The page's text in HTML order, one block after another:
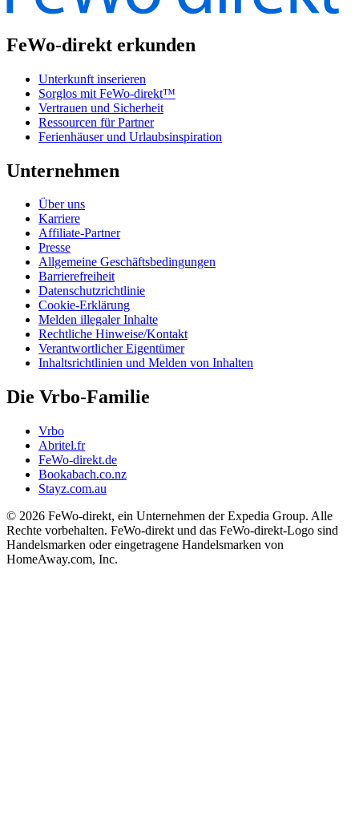
FeWo-direkt erkunden
Unterkunft inserieren
Sorglos mit FeWo-direkt™
Vertrauen und Sicherheit
Ressourcen für Partner
Ferienhäuser und Urlaubsinspiration
Unternehmen
Über uns
Karriere
Affiliate-Partner
Presse
Allgemeine Geschäftsbedingungen
Barrierefreiheit
Datenschutzrichtlinie
Cookie-Erklärung
Melden illegaler Inhalte
Rechtliche Hinweise/Kontakt
Verantwortlicher Eigentümer
Inhaltsrichtlinien und Melden von Inhalten
Die Vrbo-Familie
Vrbo
Abritel.fr
FeWo-direkt.de
Bookabach.co.nz
Stayz.com.au
© 2026 FeWo-direkt, ein Unternehmen der Expedia Group. Alle
Rechte vorbehalten. FeWo-direkt und das FeWo-direkt-Logo sind
Handelsmarken oder eingetragene Handelsmarken von
HomeAway.com, Inc.